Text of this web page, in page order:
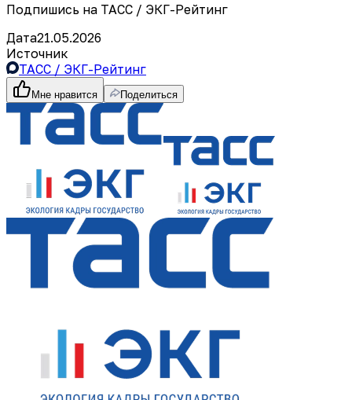
Подпишись на ТАСС / ЭКГ-Рейтинг
Дата21.05.2026
Источник
ТАСС / ЭКГ-Рейтинг
Мне нравится Поделиться